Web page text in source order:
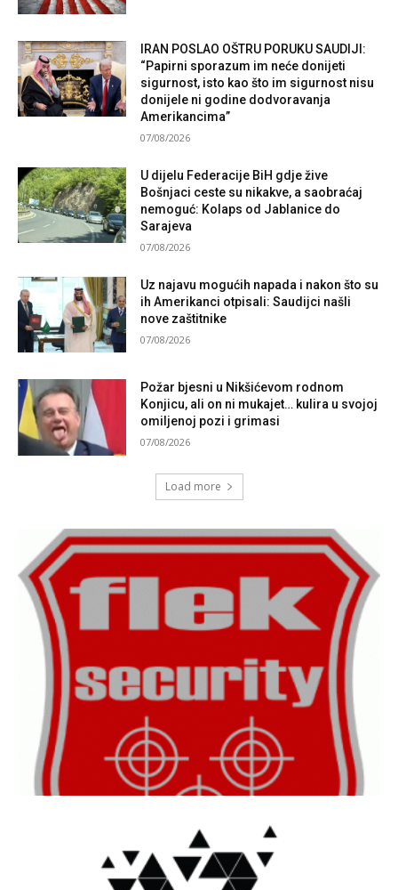
IRAN POSLAO OŠTRU PORUKU SAUDIJI:
“Papirni sporazum im neće donijeti
sigurnost, isto kao što im sigurnost nisu
donijele ni godine dodvoravanja
Amerikancima”
07/08/2026
U dijelu Federacije BiH gdje žive
Bošnjaci ceste su nikakve, a saobraćaj
nemoguć: Kolaps od Jablanice do
Sarajeva
07/08/2026
Uz najavu mogućih napada i nakon što su
ih Amerikanci otpisali: Saudijci našli
nove zaštitnike
07/08/2026
Požar bjesni u Nikšićevom rodnom
Konjicu, ali on ni mukajet… kulira u svojoj
omiljenoj pozi i grimasi
07/08/2026
Load more